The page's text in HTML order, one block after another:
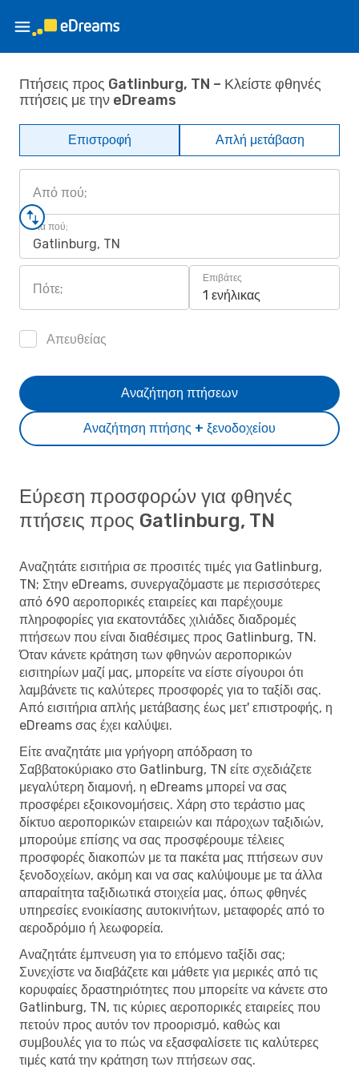
Πτήσεις προς Gatlinburg, TN – Κλείστε φθηνές
πτήσεις με την eDreams
Επιστροφή Απλή μετάβαση
Από πού;
Για πού;
Gatlinburg, TN
Πότε;
Επιβάτες
1 ενήλικας
Απευθείας
Αναζήτηση πτήσης + ξενοδοχείου
Αναζήτηση πτήσεων
Εύρεση προσφορών για φθηνές
πτήσεις προς Gatlinburg, TN
Αναζητάτε εισιτήρια σε προσιτές τιμές για Gatlinburg,
TN; Στην eDreams, συνεργαζόμαστε με περισσότερες
από 690 αεροπορικές εταιρείες και παρέχουμε
πληροφορίες για εκατοντάδες χιλιάδες διαδρομές
πτήσεων που είναι διαθέσιμες προς Gatlinburg, TN.
Όταν κάνετε κράτηση των φθηνών αεροπορικών
εισιτηρίων μαζί μας, μπορείτε να είστε σίγουροι ότι
λαμβάνετε τις καλύτερες προσφορές για το ταξίδι σας.
Από εισιτήρια απλής μετάβασης έως μετ' επιστροφής, η
eDreams σας έχει καλύψει.
Είτε αναζητάτε μια γρήγορη απόδραση το
Σαββατοκύριακο στο Gatlinburg, TN είτε σχεδιάζετε
μεγαλύτερη διαμονή, η eDreams μπορεί να σας
προσφέρει εξοικονομήσεις. Χάρη στο τεράστιο μας
δίκτυο αεροπορικών εταιρειών και πάροχων ταξιδιών,
μπορούμε επίσης να σας προσφέρουμε τέλειες
προσφορές διακοπών με τα πακέτα μας πτήσεων συν
ξενοδοχείων, ακόμη και να σας καλύψουμε με τα άλλα
απαραίτητα ταξιδιωτικά στοιχεία μας, όπως φθηνές
υπηρεσίες ενοικίασης αυτοκινήτων, μεταφορές από το
αεροδρόμιο ή λεωφορεία.
Αναζητάτε έμπνευση για το επόμενο ταξίδι σας;
Συνεχίστε να διαβάζετε και μάθετε για μερικές από τις
κορυφαίες δραστηριότητες που μπορείτε να κάνετε στο
Gatlinburg, TN, τις κύριες αεροπορικές εταιρείες που
πετούν προς αυτόν τον προορισμό, καθώς και
συμβουλές για το πώς να εξασφαλίσετε τις καλύτερες
τιμές κατά την κράτηση των πτήσεων σας.